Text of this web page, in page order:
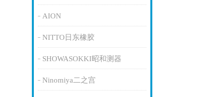
AION
NITTO日东橡胶
SHOWASOKKI昭和测器
Ninomiya二之宫